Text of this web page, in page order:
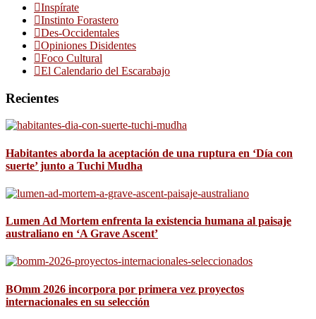
Inspírate
Instinto Forastero
Des-Occidentales
Opiniones Disidentes
Foco Cultural
El Calendario del Escarabajo
Recientes
Habitantes aborda la aceptación de una ruptura en ‘Día con
suerte’ junto a Tuchi Mudha
Lumen Ad Mortem enfrenta la existencia humana al paisaje
australiano en ‘A Grave Ascent’
BOmm 2026 incorpora por primera vez proyectos
internacionales en su selección